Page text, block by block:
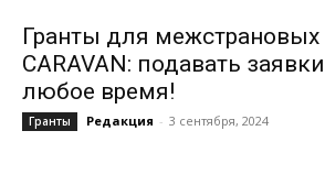
Гранты для
CARAVAN: подавать
любое время!
Гранты Редакция - 3 сентября, 2024